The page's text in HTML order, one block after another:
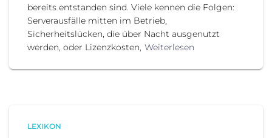
bereits entstanden sind. Viele kennen die Folgen:
Serverausfälle mitten im Betrieb,
Sicherheitslücken, die über Nacht ausgenutzt
werden, oder Lizenzkosten, Weiterlesen
LEXIKON